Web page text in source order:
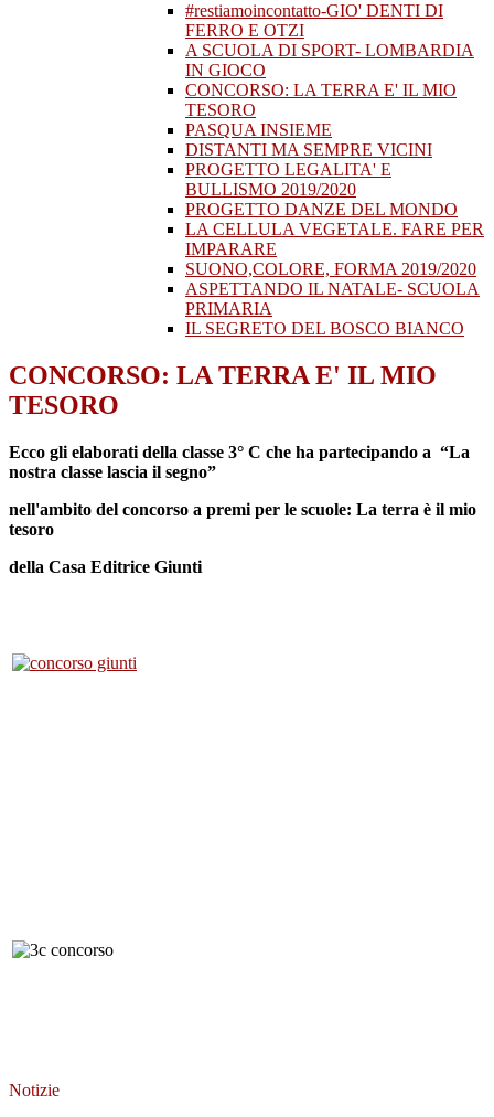
#restiamoincontatto-GIO' DENTI DI
FERRO E OTZI
A SCUOLA DI SPORT- LOMBARDIA
IN GIOCO
CONCORSO: LA TERRA E' IL MIO
TESORO
PASQUA INSIEME
DISTANTI MA SEMPRE VICINI
PROGETTO LEGALITA' E
BULLISMO 2019/2020
PROGETTO DANZE DEL MONDO
LA CELLULA VEGETALE. FARE PER
IMPARARE
SUONO,COLORE, FORMA 2019/2020
ASPETTANDO IL NATALE- SCUOLA
PRIMARIA
IL SEGRETO DEL BOSCO BIANCO
CONCORSO: LA TERRA E' IL MIO
TESORO
Ecco gli elaborati della classe 3° C che ha partecipando a “La
nostra classe lascia il segno”
nell'ambito del concorso a premi per le scuole: La terra è il mio
tesoro
della Casa Editrice Giunti
Notizie